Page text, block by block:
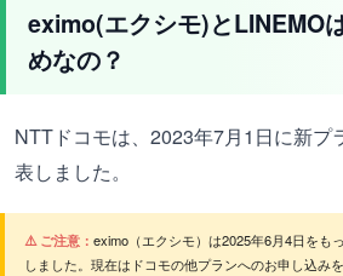
eximo(エクシモ)とLINEMO
めなの？
NTTドコモは、2023年7月1日に新プ
表しました。
⚠️ ご注意： eximo（エクシモ）は2025年6月4日をも
しました。現在はドコモの他プランへのお申し込みを